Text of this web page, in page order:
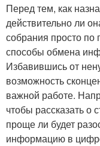
Перед тем, как
действительно ли
собрания просто по
способы обмена
Избавившись от
возможность
важной работе.
чтобы рассказать о
проще ли будет
информацию в